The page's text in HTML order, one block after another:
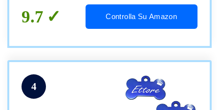
9.7 Controlla Su Amazon
4